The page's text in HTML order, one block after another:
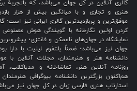
هنری و تجاری و با میانگین بیش از هزار
موفق‌ترین و پربازدیدترین گالری ایرانی نیز است؛
کردن اولین نگارخانه با گویندگی هوش مصنوعی
نمایشگاه در جهان‌های ناممکن و فانتزی؛
جهان نیز می‌باشد؛ ضمناً پلتفرم لیلیت با دارا
دانشنامه هنر و هنرمندان، مجلات آنلاین با
روزنامه آنلاین هنر، تماشاخانه و
هم‌اکنون بزرگترین دانشنامه بیوگرافی
استارتاپ هنری فارسی زبان در کل جهان نیز